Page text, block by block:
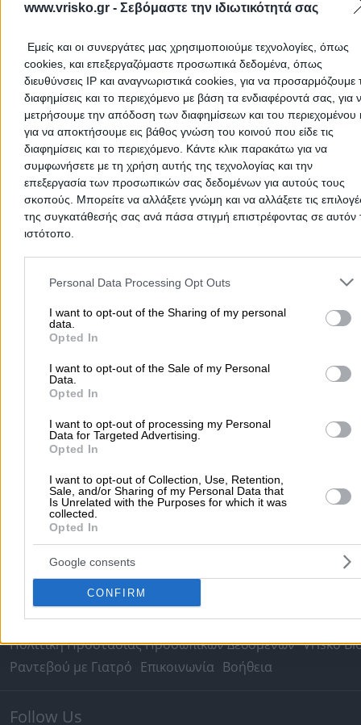
www.vrisko.gr - Σεβόμαστε την ιδιωτικότητά σας
Εμείς και οι συνεργάτες μας χρησιμοποιούμε τεχνολογίες, όπως
cookies, και επεξεργαζόμαστε προσωπικά δεδομένα, όπως
διευθύνσεις IP και αναγνωριστικά cookies, για να προσαρμόζουμε
διαφημίσεις και το περιεχόμενο με βάση τα ενδιαφέροντά σας, για
μετρήσουμε την απόδοση των διαφημίσεων και του περιεχομένου
για να αποκτήσουμε εις βάθος γνώση του κοινού που είδε τις
διαφημίσεις και το περιεχόμενο. Κάντε κλικ παρακάτω για να
συμφωνήσετε με τη χρήση αυτής της τεχνολογίας και την
επεξεργασία των προσωπικών σας δεδομένων για αυτούς τους
σκοπούς. Μπορείτε να αλλάξετε γνώμη και να αλλάξετε τις
της συγκατάθεσής σας ανά πάσα στιγμή επιστρέφοντας σε αυτόν
ιστότοπο.
Please note that this website/app uses one or more Google
and may gather and store information including but not limited to
to Google and its third-party tags to use your data for below
purposes in below Google consent section.
Personal Data Processing Opt Outs
I want to opt-out of the Sharing of my personal
data.
Opted In
I want to opt-out of the Sale of my Personal
Data.
Opted In
I want to opt-out of processing my Personal
Data for Targeted Advertising.
Opted In
I want to opt-out of Collection, Use, Retention,
Sale, and/or Sharing of my Personal Data that
Is Unrelated with the Purposes for which it was
collected.
Opted In
Google consents
CONFIRM
Χαρτικά
Δημοφιλείς Αναζητήσεις
Μετακομίσεις & Μεταφορές Κλειδιά & Κλειδαριές
Ψυχολόγοι Παιδικοί Σταθμοί Οδοντίατροι
Συνεργεία Αυτοκινήτων
Υδραυλικοί - Υδραυλικές Εγκαταστάσεις
περισσότερα >>
Τοπική Αναζήτηση
Αθήνα Θεσσαλονίκη
Περιστέρι Καβάλα Τρίπολη Καλλιθέα Σέρρες Ρόδος
Πειραιάς Κέρκυρα Χανιά Καλαμάτα
περισσότερα >>
Χρήσιμα Σήμερα
Εφημερίες Φαρμακείων Εφημερίες Νοσοκομείων
Τιμές Καυσίμων
Δρομολόγια Πλοίων
Θέατρο Σινεμά Χάρτες
Υπηρεσίες Προβολής
Διαφημιστείτε στο Vrisko.gr Υπηρεσίες Digital Marketing
Κατασκευή Website Κατασκευή eshop
Μηχανές Αναζήτησης
Σχετικά με το vrisko.gr
Vrisko.gr (About Us) Όροι και Προϋποθέσεις
Πολιτική Προστασίας Προσωπικών Δεδομένων Vrisko
Ραντεβού με Γιατρό Επικοινωνία Βοήθεια
Follow Us